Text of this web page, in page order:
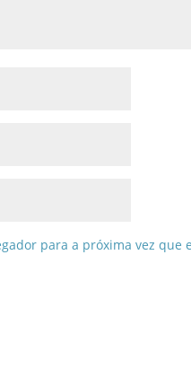
para a próxima vez que